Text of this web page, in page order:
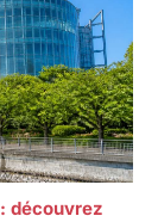
découvrez